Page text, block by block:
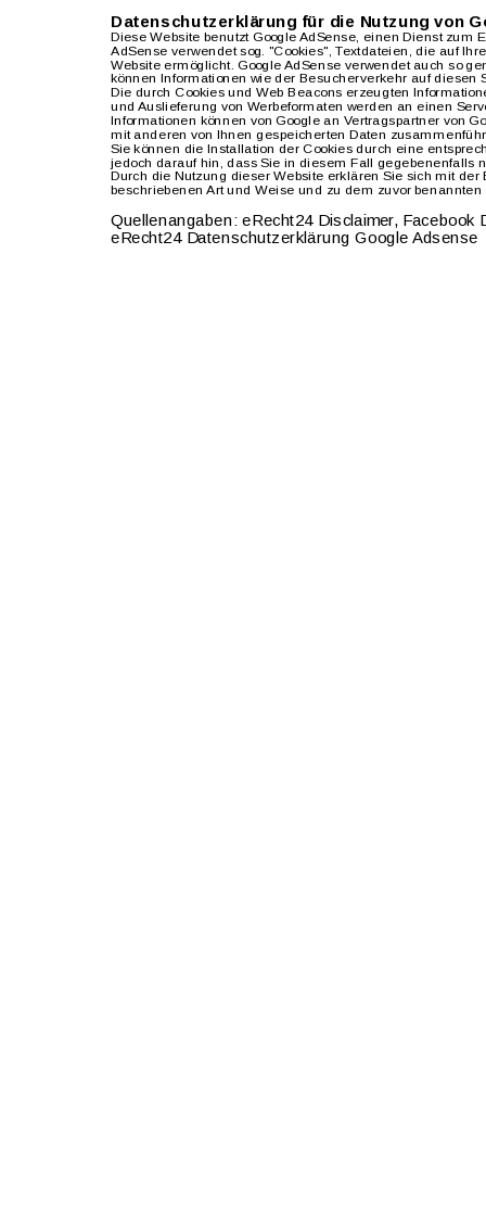
Datenschutzerklärung für die Nutzung von
Diese Website benutzt Google AdSense, einen Dienst zum
AdSense verwendet sog. "Cookies", Textdateien, die auf
Website ermöglicht. Google AdSense verwendet auch so
können Informationen wie der Besucherverkehr auf diesen
Die durch Cookies und Web Beacons erzeugten
und Auslieferung von Werbeformaten werden an einen
Informationen können von Google an Vertragspartner von
mit anderen von Ihnen gespeicherten Daten
Sie können die Installation der Cookies durch eine
jedoch darauf hin, dass Sie in diesem Fall
Durch die Nutzung dieser Website erklären Sie sich mit
beschriebenen Art und Weise und zu dem zuvor
Quellenangaben: eRecht24 Disclaimer,
eRecht24 Datenschutzerklärung Google Adsense